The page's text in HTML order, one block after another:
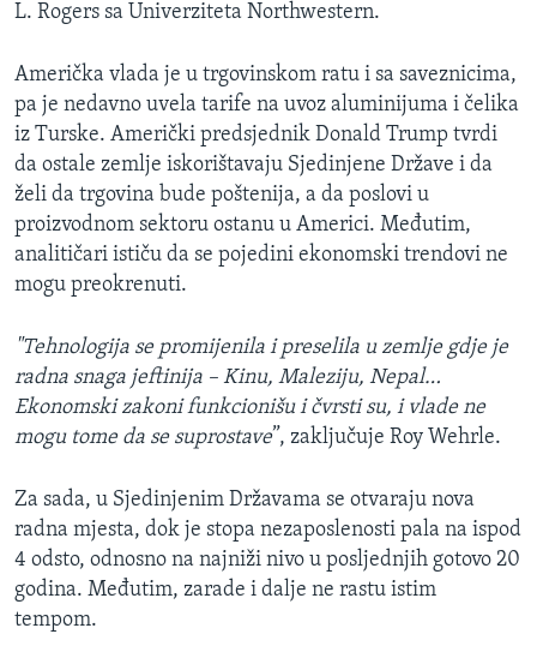
L. Rogers sa Univerziteta Northwestern.
Američka vlada je u trgovinskom ratu i sa saveznicima,
pa je nedavno uvela tarife na uvoz aluminijuma i čelika
iz Turske. Američki predsjednik Donald Trump tvrdi
da ostale zemlje iskorištavaju Sjedinjene Države i da
želi da trgovina bude poštenija, a da poslovi u
proizvodnom sektoru ostanu u Americi. Međutim,
analitičari ističu da se pojedini ekonomski trendovi ne
mogu preokrenuti.
"Tehnologija se promijenila i preselila u zemlje gdje je
radna snaga jeftinija – Kinu, Maleziju, Nepal…
Ekonomski zakoni funkcionišu i čvrsti su, i vlade ne
mogu tome da se suprostave”, zaključuje Roy Wehrle.
Za sada, u Sjedinjenim Državama se otvaraju nova
radna mjesta, dok je stopa nezaposlenosti pala na ispod
4 odsto, odnosno na najniži nivo u posljednjih gotovo 20
godina. Međutim, zarade i dalje ne rastu istim
tempom.